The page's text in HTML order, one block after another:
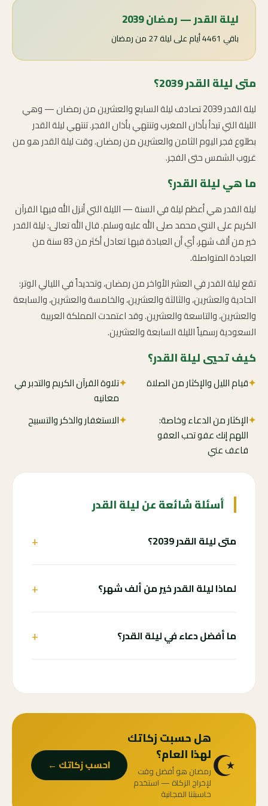
ليلة القدر — رمضان 2039
باقي 4461 أيام على ليلة 27 من رمضان
متى ليلة القدر 2039؟
ليلة القدر 2039 تصادف ليلة السابع والعشرين من رمضان — وهي
الليلة التي تبدأ بأذان المغرب وتنتهي بأذان الفجر. تنتهي ليلة القدر
بطلوع فجر اليوم الثامن والعشرين من رمضان. وقت ليلة القدر هو من
غروب الشمس حتى الفجر.
ما هي ليلة القدر؟
ليلة القدر هي أعظم ليلة في السنة — الليلة التي أنزل الله فيها القرآن
الكريم على النبي محمد صلى الله عليه وسلم. قال الله تعالى: ليلة القدر
خير من ألف شهر، أي أن العبادة فيها تعادل أكثر من 83 سنة من
العبادة المتواصلة.
تقع ليلة القدر في العشر الأواخر من رمضان، وتحديداً في الليالي الوتر:
الحادية والعشرين، والثالثة والعشرين، والخامسة والعشرين، والسابعة
والعشرين، والتاسعة والعشرين. وقد اعتمدت المملكة العربية
السعودية رسمياً الليلة السابعة والعشرين.
كيف تحيي ليلة القدر؟
✦قيام الليل والإكثار من الصلاة ✦تلاوة القرآن الكريم والتدبر في
معانيه
✦الإكثار من الدعاء وخاصة:
اللهم إنك عفو تحب العفو
فاعف عني
✦الاستغفار والذكر والتسبيح
أسئلة شائعة عن ليلة القدر
متى ليلة القدر 2039؟ +
لماذا ليلة القدر خير من ألف شهر؟ +
ما أفضل دعاء في ليلة القدر؟ +
☪️هل حسبت زكاتك
لهذا العام؟
رمضان هو أفضل وقت
لإخراج الزكاة — استخدم
حاسبتنا المجانية
احسب زكاتك ←